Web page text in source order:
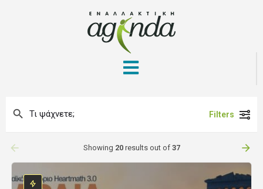
Filters
arrow_backward Showing 20results out of 37 arrow_forward